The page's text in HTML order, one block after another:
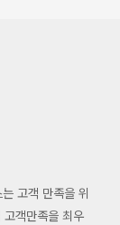
고객 만족을 위
객만족을 최우